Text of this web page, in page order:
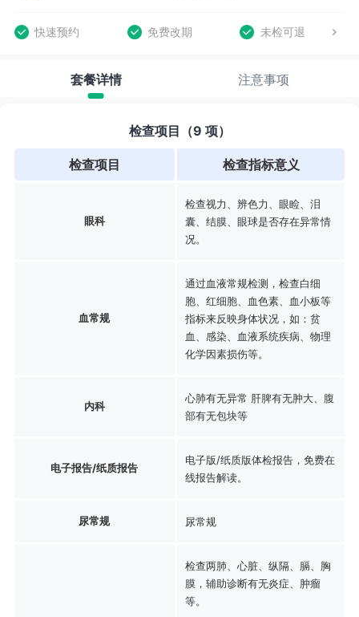
快速预约 免费改期 未检可退
套餐详情 注意事项
检查项目（9 项）
检查项目 检查指标意义
眼科
检查视力、辨色力、眼睑、泪
囊、结膜、眼球是否存在异常情
况。
血常规
通过血液常规检测，检查白细
胞、红细胞、血色素、血小板等
指标来反映身体状况，如：贫
血、感染、血液系统疾病、物理
化学因素损伤等。
内科
心肺有无异常 肝脾有无肿大、腹
部有无包块等
电子报告/纸质报告
电子版/纸质版体检报告，免费在
线报告解读。
尿常规 尿常规
检查两肺、心脏、纵隔、膈、胸
膜，辅助诊断有无炎症、肿瘤
等。